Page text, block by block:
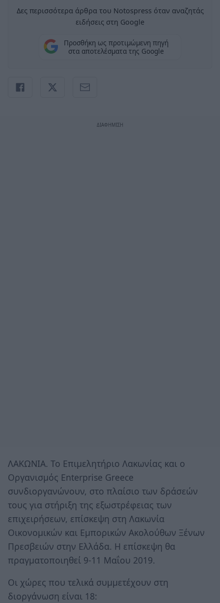
Δες περισσότερα άρθρα του Notospress όταν αναζητάς
ειδήσεις στη Google
Προσθήκη ως προτιμώμενη πηγή
στα αποτελέσματα της Google
ΛΑΚΩΝΙΑ. Το Επιμελητήριο Λακωνίας και ο
Οργανισμός Enterprise Greece
συνδιοργανώνουν, στο πλαίσιο των δράσεών
τους για στήριξη της εξωστρέφειας των
επιχειρήσεων, επίσκεψη στη Λακωνία
Οικονομικών και Εμπορικών Ακολούθων Ξένων
Πρεσβειών στην Ελλάδα. Η επίσκεψη θα
πραγματοποιηθεί 9-11 Μαΐου 2019.
Οι χώρες που τελικά συμμετέχουν στη
διοργάνωση είναι 18: